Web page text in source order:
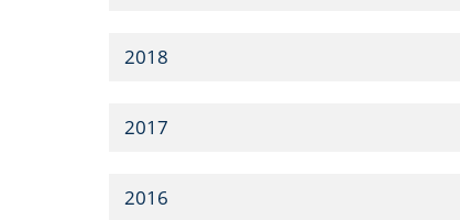
2018
2017
2016